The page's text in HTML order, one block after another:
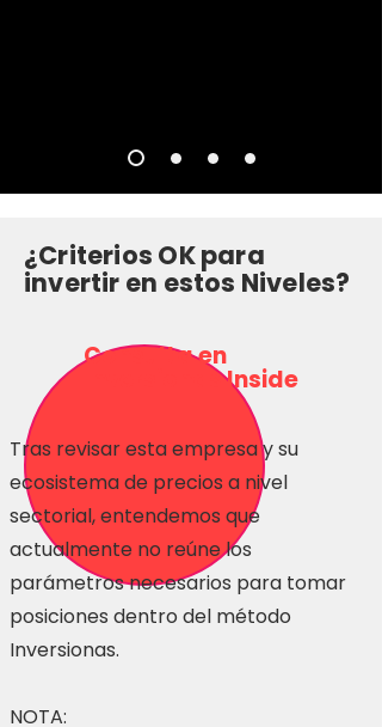
¿Criterios OK para
invertir en estos Niveles?
Consulta en
Inversionas Inside
Tras revisar esta empresa y su
ecosistema de precios a nivel
sectorial, entendemos que
actualmente no reúne los
parámetros necesarios para tomar
posiciones dentro del método
Inversionas.
NOTA: